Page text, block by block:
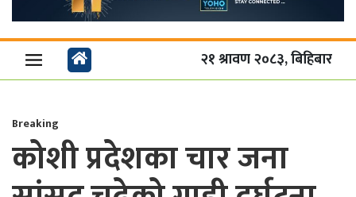
२१ श्रावण २०८३, बिहिबार
Breaking
कोशी प्रदेशका चार जना